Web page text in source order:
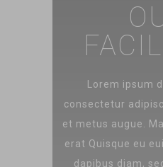
Lorem ipsum
consectetur
et metus augue.
erat Quisque eu
dapibus diam,